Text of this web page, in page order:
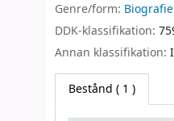
Genre/form:
DDK-klassifikation:
Annan klassifikation:
Bestånd ( 1 )